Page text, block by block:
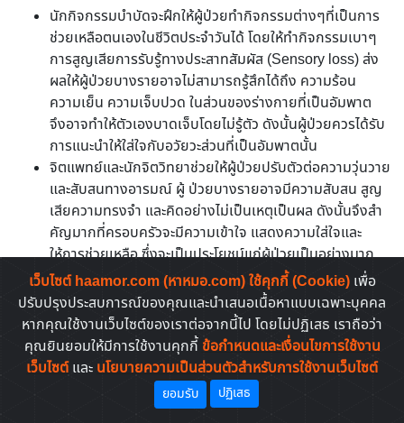
นักกิจกรรมบำบัดจะฝึกให้ผู้ป่วยทำกิจกรรมต่างๆที่เป็นการ
ช่วยเหลือตนเองในชีวิตประจำวันได้ โดยให้ทำกิจกรรมเบาๆ
การสูญเสียการรับรู้ทางประสาทสัมผัส (Sensory loss) ส่ง
ผลให้ผู้ป่วยบางรายอาจไม่สามารถรู้สึกได้ถึง ความร้อน
ความเย็น ความเจ็บปวด ในส่วนของร่างกายที่เป็นอัมพาต
จึงอาจทำให้ตัวเองบาดเจ็บโดยไม่รู้ตัว ดังนั้นผู้ป่วยควรได้รับ
การแนะนำให้ใส่ใจกับอวัยวะส่วนที่เป็นอัมพาตนั้น
จิตแพทย์และนักจิตวิทยาช่วยให้ผู้ป่วยปรับตัวต่อความวุ่นวาย
และสับสนทางอารมณ์ ผู้ ป่วยบางรายอาจมีความสับสน สูญ
เสียความทรงจำ และคิดอย่างไม่เป็นเหตุเป็นผล ดังนั้นจึงสำ
คัญมากที่ครอบครัวจะมีความเข้าใจ แสดงความใส่ใจและ
ให้การช่วยเหลือ ซึ่งจะเป็นประโยชน์แก่ผู้ป่วยเป็นอย่างมาก
ผู้ป่วยควรตั้งใจให้ความร่วมมือและสนับสนุนการดูแลรักษา
จากทีมสหสาขาวิชาชีพ โดยพยายามปรับตัวให้เข้ากับความ
บกพร่องที่มีอยู่ให้เร็วที่สุดเท่าที่จะทำได้
2. ผู้ป่วยควรหมั่นฝึกทำการบ้าน และฝึกทำกิจกรรมที่ส่งเสริมการช่วย
เหลือตัวเองอย่างสม่ำเสมอและต่อเนื่อง โดยฝึกการทำกิจกรรมที่ต้องการ
ความละเอียดและต้องการสมาธิมากก่อน หลังจากนั้นจึงฝึกกิจกรรมที่
เว็บไซต์ haamor.com (หาหมอ.com) ใช้คุกกี้ (Cookie) เพื่อ
ปรับปรุงประสบการณ์ของคุณและนำเสนอเนื้อหาแบบเฉพาะบุคคล
หากคุณใช้งานเว็บไซต์ของเราต่อจากนี้ไป โดยไม่ปฏิเสธ เราถือว่า
คุณยินยอมให้มีการใช้งานคุกกี้ ข้อกำหนดและเงื่อนไขการใช้งาน
เว็บไซต์และ นโยบายความเป็นส่วนตัวสำหรับการใช้งานเว็บไซต์
ยอมรับ ปฏิเสธ